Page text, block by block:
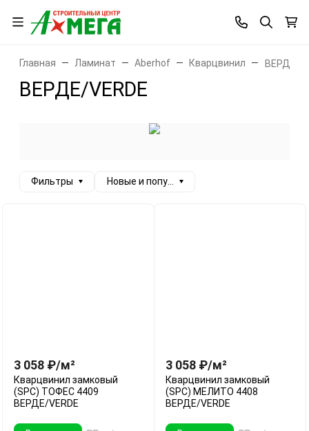
Главная Ламинат Aberhof Кварцвинил ВЕРДЕ/
ВЕРДЕ/VERDE
Фильтры Новые и популярные
3 058 ₽/м²
Кварцвинил замковый
(SPC) ТОФЕС 4409
ВЕРДЕ/VERDE
3 058 ₽/м²
Кварцвинил замковый
(SPC) МЕЛИТО 4408
ВЕРДЕ/VERDE